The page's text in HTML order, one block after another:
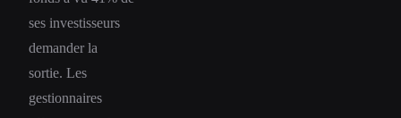
ses investisseurs
demander la
sortie. Les
gestionnaires